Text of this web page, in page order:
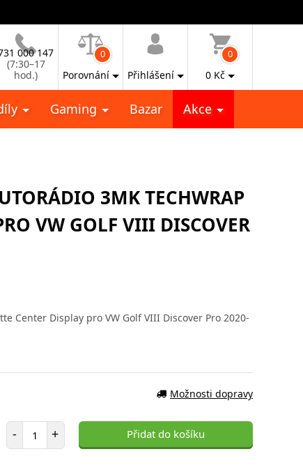
000 147
(7:30–17
hod.)
0
Porovnání Přihlášení
0
0 Kč
Gaming Bazar Akce
3MK TECHWRAP
VW GOLF VIII DISCOVER
Center Display pro VW Golf VIII Discover Pro 2020-
Možnosti dopravy
- Počet položek
+ Přidat do košíku